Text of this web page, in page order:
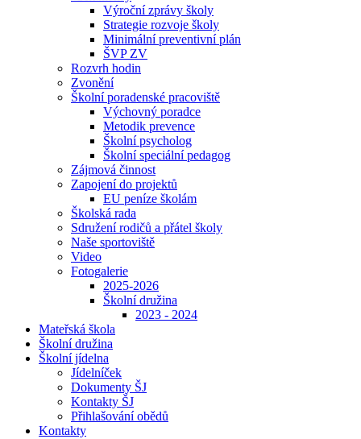
Výroční zprávy školy
Strategie rozvoje školy
Minimální preventivní plán
ŠVP ZV
Rozvrh hodin
Zvonění
Školní poradenské pracoviště
Výchovný poradce
Metodik prevence
Školní psycholog
Školní speciální pedagog
Zájmová činnost
Zapojení do projektů
EU peníze školám
Školská rada
Sdružení rodičů a přátel školy
Naše sportoviště
Video
Fotogalerie
2025-2026
Školní družina
2023 - 2024
Mateřská škola
Školní družina
Školní jídelna
Jídelníček
Dokumenty ŠJ
Kontakty ŠJ
Přihlašování obědů
Kontakty